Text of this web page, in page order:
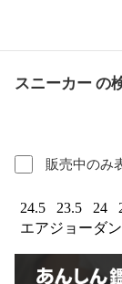
スニーカー の
販売中のみ
24.5 23.5 24
エアジョーダン